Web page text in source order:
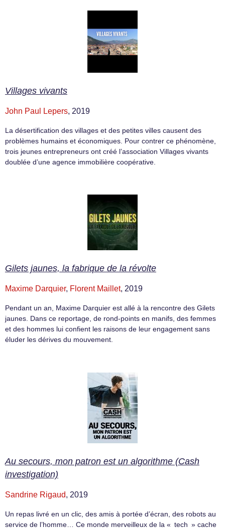
Villages vivants
John Paul Lepers, 2019
La désertification des villages et des petites villes causent des
problèmes humains et économiques. Pour contrer ce phénomène,
trois jeunes entrepreneurs ont créé l’association Villages vivants
doublée d’une agence immobilière coopérative.
Gilets jaunes, la fabrique de la révolte
Maxime Darquier, Florent Maillet, 2019
Pendant un an, Maxime Darquier est allé à la rencontre des Gilets
jaunes. Dans ce reportage, de rond-points en manifs, des femmes
et des hommes lui confient les raisons de leur engagement sans
éluder les dérives du mouvement.
Au secours, mon patron est un algorithme (Cash
investigation)
Sandrine Rigaud, 2019
Un repas livré en un clic, des amis à portée d’écran, des robots au
service de l’homme… Ce monde merveilleux de la « tech » cache